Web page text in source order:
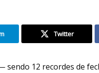
Twitter
sendo 12 recordes de